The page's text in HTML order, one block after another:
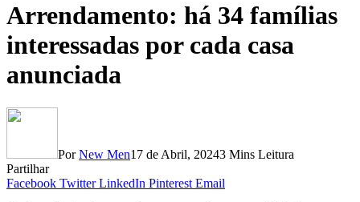
Arrendamento: há 34 famílias
interessadas por cada casa
anunciada
Por New Men17 de Abril, 20243 Mins Leitura
Partilhar
Facebook Twitter LinkedIn Pinterest Email